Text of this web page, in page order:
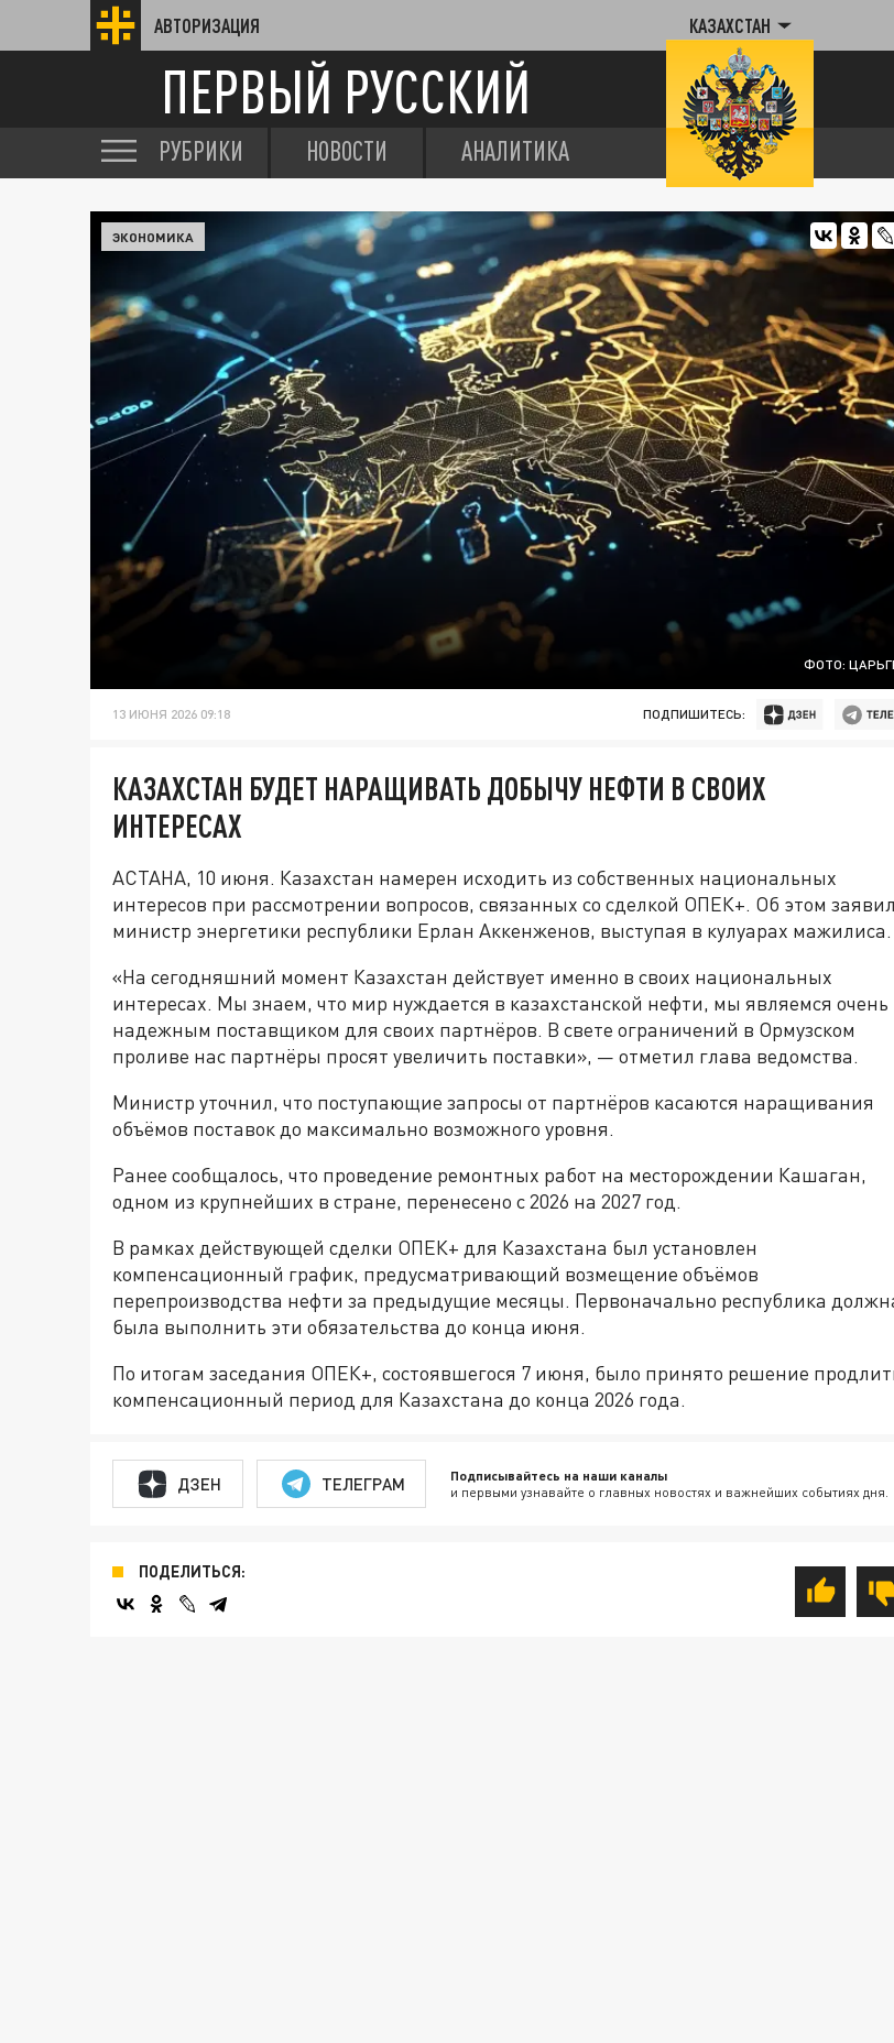
АВТОРИЗАЦИЯ КАЗАХСТАН
ПЕРВЫЙ РУССКИЙ
РУБРИКИ НОВОСТИ АНАЛИТИКА
ФОТО:
ЭКОНОМИКА
13 ИЮНЯ 2026 09:18 ПОДПИШИТЕСЬ:
КАЗАХСТАН БУДЕТ НАРАЩИВАТЬ ДОБЫЧУ НЕФТИ В СВОИХ
ИНТЕРЕСАХ
АСТАНА, 10 июня. Казахстан намерен исходить из собственных национальных
интересов при рассмотрении вопросов, связанных со сделкой ОПЕК+. Об этом заявил
министр энергетики республики Ерлан Аккенженов, выступая в кулуарах мажилиса.
«На сегодняшний момент Казахстан действует именно в своих национальных
интересах. Мы знаем, что мир нуждается в казахстанской нефти, мы являемся очень
надежным поставщиком для своих партнёров. В свете ограничений в Ормузском
проливе нас партнёры просят увеличить поставки», — отметил глава ведомства.
Министр уточнил, что поступающие запросы от партнёров касаются наращивания
объёмов поставок до максимально возможного уровня.
Ранее сообщалось, что проведение ремонтных работ на месторождении Кашаган,
одном из крупнейших в стране, перенесено с 2026 на 2027 год.
В рамках действующей сделки ОПЕК+ для Казахстана был установлен
компенсационный график, предусматривающий возмещение объёмов
перепроизводства нефти за предыдущие месяцы. Первоначально республика
была выполнить эти обязательства до конца июня.
По итогам заседания ОПЕК+, состоявшегося 7 июня, было принято решение
компенсационный период для Казахстана до конца 2026 года.
ДЗЕН ТЕЛЕГРАМ Подписывайтесь на наши каналы
и первыми узнавайте о главных новостях и важнейших событиях дня.
ПОДЕЛИТЬСЯ: